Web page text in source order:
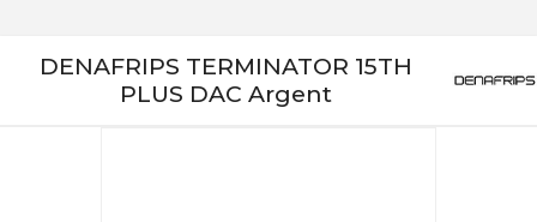
DENAFRIPS TERMINATOR 15TH
PLUS DAC Argent